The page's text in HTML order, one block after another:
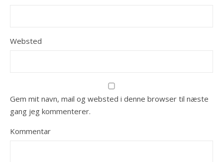
Websted
Gem mit navn, mail og websted i denne browser til næste
gang jeg kommenterer.
Kommentar